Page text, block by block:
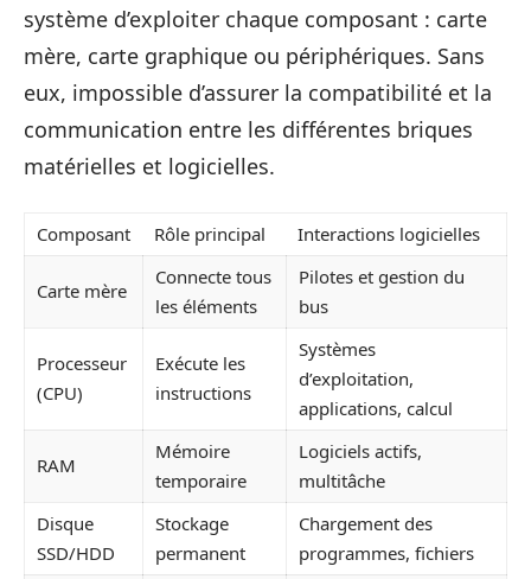
système d’exploiter chaque composant : carte
mère, carte graphique ou périphériques. Sans
eux, impossible d’assurer la compatibilité et la
communication entre les différentes briques
matérielles et logicielles.
Composant Rôle principal Interactions logicielles
Carte mère
Connecte tous
les éléments
Pilotes et gestion du
bus
Processeur
(CPU)
Exécute les
instructions
Systèmes
d’exploitation,
applications, calcul
RAM
Mémoire
temporaire
Logiciels actifs,
multitâche
Disque
SSD/HDD
Stockage
permanent
Chargement des
programmes, fichiers